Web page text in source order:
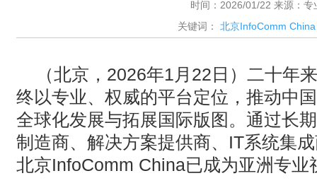
· 面对不断升级的文旅亮化市场，你拿什么参与竞争？
· AVONIC摄像机 × Bosch DICENTIS会议系统保障二十国央行
· Extron 七月新闻集锦
· 松下投影机赋能LYMB.iO的MultiBall系统，打造新一代体育与
时间：2026/01/22 来源：专
关键词：
北京InfoComm
（北京，2026年1月22日）二十年
终以专业、权威的平台定位，推动中
全球化发展与拓展国际版图。通过长
制造商、解决方案提供商、IT系统集
北京InfoComm China已成为亚洲专